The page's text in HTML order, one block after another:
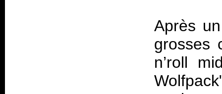
Après
grosses
n’roll